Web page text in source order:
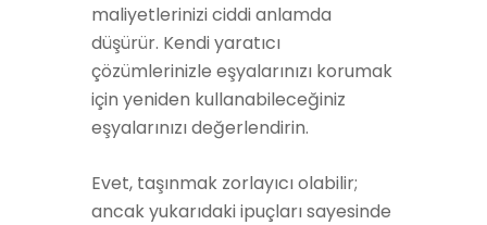
maliyetlerinizi ciddi anlamda
düşürür. Kendi yaratıcı
çözümlerinizle eşyalarınızı korumak
için yeniden kullanabileceğiniz
eşyalarınızı değerlendirin.
Evet, taşınmak zorlayıcı olabilir;
ancak yukarıdaki ipuçları sayesinde